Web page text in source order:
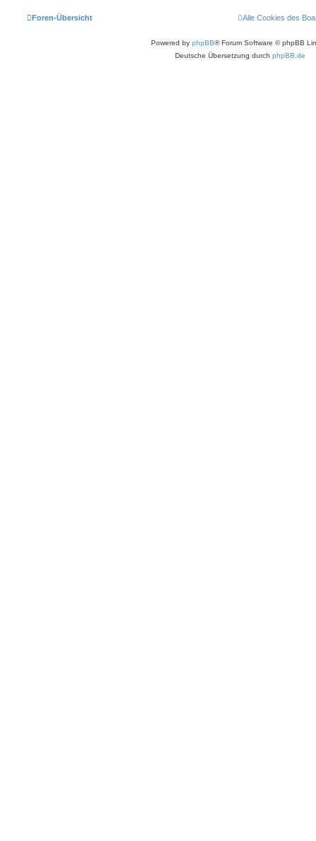
Foren-Übersicht Alle Cookies des
Powered by phpBB® Forum Software © phpBB
Deutsche Übersetzung durch phpBB.de